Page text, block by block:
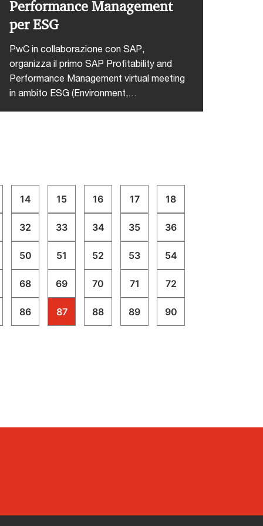
Performance Management
per ESG
PwC in collaborazione con SAP,
organizza il primo SAP Profitability and
Performance Management virtual meeting
in ambito ESG (Environment,
bilancio di sostenibilità su base
volontaria, così come per chi guarda alla
nuova direttiva Europea sul reporting non
finanziario come aspetto di prossima
applicazione (2023-2026).SAP PaPM può
aiutarti a: gestire le nuove tematiche
relative alla tassonomia europea (EU
Taxonomy) e predisporre report con
finalità gestionali e a supporto
dell’informativa pubblica, misurare e
è gratuita e soggetta a riconferma da
14 15 16 17 18
32 33 34 35 36
50 51 52 53 54
68 69 70 71 72
86 87 88 89 90